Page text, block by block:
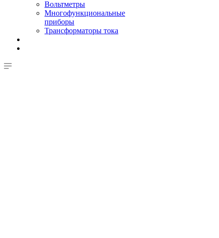
Вольтметры
Многофункциональные
приборы
Трансформаторы тока